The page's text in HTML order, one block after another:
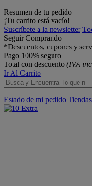
Resumen de tu pedido
¡Tu carrito está vacío!
Suscríbete a la newsletter
Seguir Comprando
*Descuentos, cupones y
Pago 100% seguro
Total con descuento (IVA
Ir Al Carrito
Estado de mi pedido Tiendas